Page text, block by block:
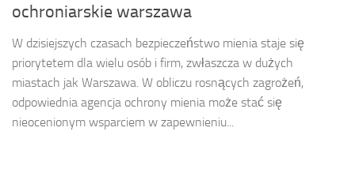
ochroniarskie warszawa
W dzisiejszych czasach bezpieczeństwo mienia staje się
priorytetem dla wielu osób i firm, zwłaszcza w dużych
miastach jak Warszawa. W obliczu rosnących zagrożeń,
odpowiednia agencja ochrony mienia może stać się
nieocenionym wsparciem w zapewnieniu...